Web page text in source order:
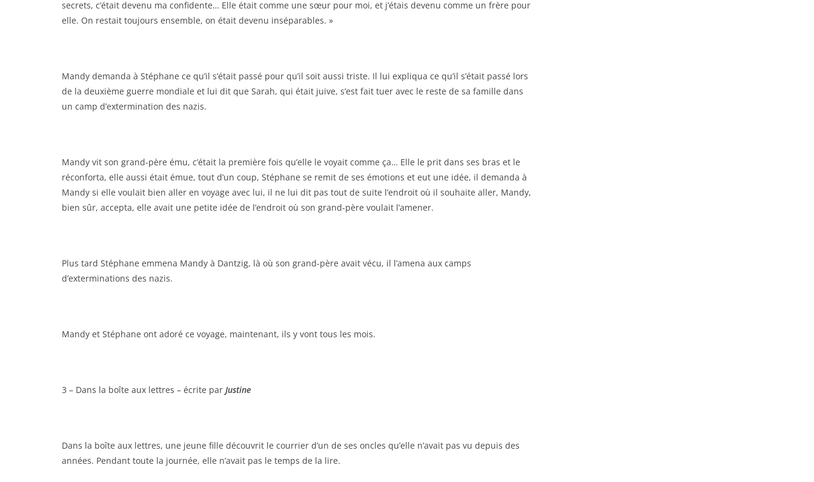
secrets, c’était devenu ma confidente… Elle était comme une sœur pour moi, et j’étais devenu comme un frère pour
elle. On restait toujours ensemble, on était devenu inséparables. »
Mandy demanda à Stéphane ce qu’il s’était passé pour qu’il soit aussi triste. Il lui expliqua ce qu’il s’était passé lors
de la deuxième guerre mondiale et lui dit que Sarah, qui était juive, s’est fait tuer avec le reste de sa famille dans
un camp d’extermination des nazis.
Mandy vit son grand-père ému, c’était la première fois qu’elle le voyait comme ça… Elle le prit dans ses bras et le
réconforta, elle aussi était émue, tout d’un coup, Stéphane se remit de ses émotions et eut une idée, il demanda à
Mandy si elle voulait bien aller en voyage avec lui, il ne lui dit pas tout de suite l’endroit où il souhaite aller, Mandy,
bien sûr, accepta, elle avait une petite idée de l’endroit où son grand-père voulait l’amener.
Plus tard Stéphane emmena Mandy à Dantzig, là où son grand-père avait vécu, il l’amena aux camps
d’exterminations des nazis.
Mandy et Stéphane ont adoré ce voyage, maintenant, ils y vont tous les mois.
3 – Dans la boîte aux lettres – écrite par Justine
Dans la boîte aux lettres, une jeune fille découvrit le courrier d’un de ses oncles qu’elle n’avait pas vu depuis des
années. Pendant toute la journée, elle n’avait pas le temps de la lire.